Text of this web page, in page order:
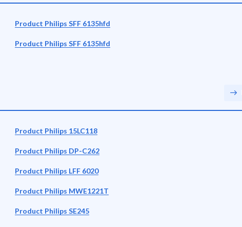
Product Philips SFF 6135hfd
Product Philips SFF 6135hfd
Product Philips 15LC118
Product Philips DP-C262
Product Philips LFF 6020
Product Philips MWE1221T
Product Philips SE245